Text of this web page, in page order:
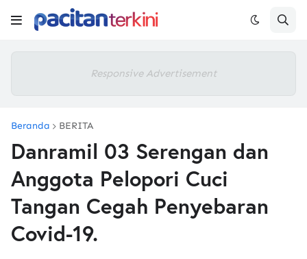
Responsive Advertisement
Beranda BERITA
Danramil 03 Serengan dan
Anggota Pelopori Cuci
Tangan Cegah Penyebaran
Covid-19.